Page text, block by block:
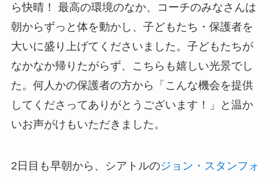
ら快晴！ 最高の環境のなか、コーチのみなさんは
朝からずっと体を動かし、子どもたち・保護者を
大いに盛り上げてくださいました。子どもたちが
なかなか帰りたがらず、こちらも嬉しい光景でし
た。何人かの保護者の方から「こんな機会を提供
してくださってありがとうございます！」と温か
いお声がけもいただきました。
2日目も早朝から、シアトルのジョン・スタンフォ